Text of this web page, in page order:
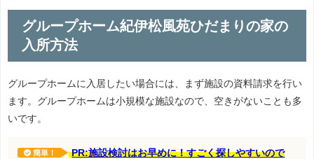
グループホーム紀伊松風苑ひだまりの家の
入所方法
グループホームに入居したい場合には、まず施設の資料請求を行い
ます。グループホームは小規模な施設なので、空きがないことも多
いです。
簡単！
PR:施設検討はお早めに！すごく探しやすいので